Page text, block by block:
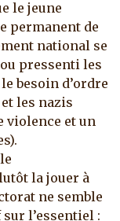
le jeune
permanent de
national se
pressenti les
besoin d’ordre
les nazis
violence et un
la jouer à
ne semble
l’essentiel :